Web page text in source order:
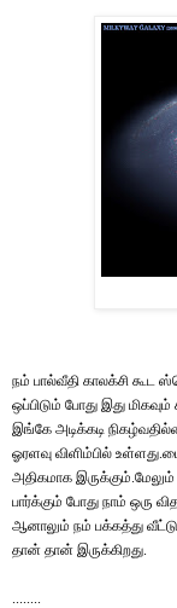
நம் பால்வீதி காலக்சி கூட
ஒப்பிடும் போது இது
இங்கே அடிக்கடி
ஓரளவு விளிம்பில்
அதிகமாக
பார்க்கும் போது நாம் ஒரு
ஆனாலும் நம் பக்கத்து
தான் தான் இருக்கிறது.
........